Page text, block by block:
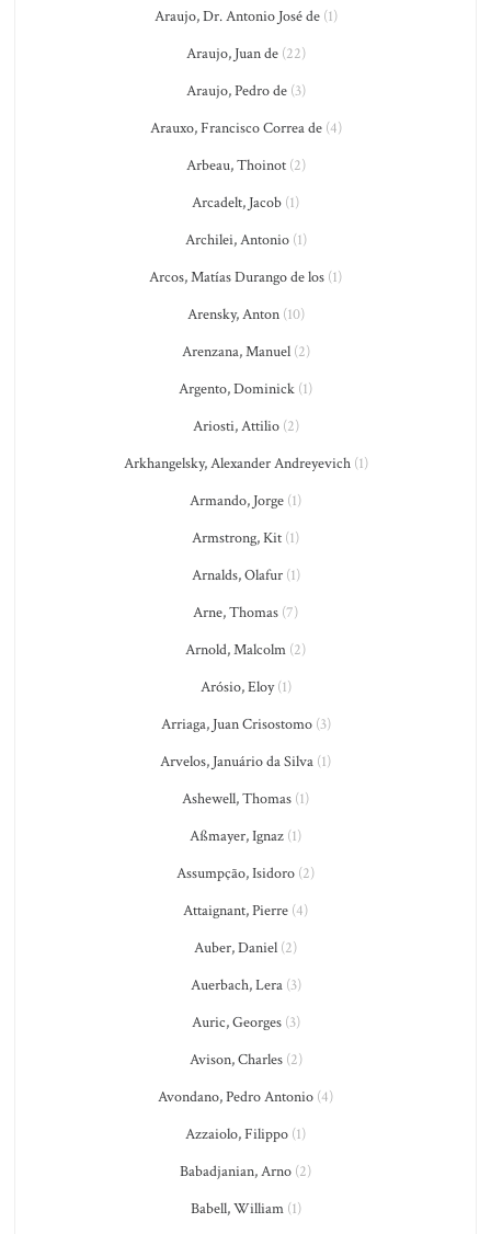
Araujo, Dr. Antonio José de(1)
Araujo, Juan de(22)
Araujo, Pedro de(3)
Arauxo, Francisco Correa de(4)
Arbeau, Thoinot(2)
Arcadelt, Jacob (1)
Archilei, Antonio(1)
Arcos, Matías Durango de los (1)
Arensky, Anton(10)
Arenzana, Manuel(2)
Argento, Dominick (1)
Ariosti, Attilio(2)
Arkhangelsky, Alexander Andreyevich(1)
Armando, Jorge (1)
Armstrong, Kit (1)
Arnalds, Olafur(1)
Arne, Thomas (7)
Arnold, Malcolm (2)
Arósio, Eloy(1)
Arriaga, Juan Crisostomo(3)
Arvelos, Januário da Silva (1)
Ashewell, Thomas (1)
Aßmayer, Ignaz (1)
Assumpção, Isidoro (2)
Attaignant, Pierre (4)
Auber, Daniel (2)
Auerbach, Lera(3)
Auric, Georges(3)
Avison, Charles(2)
Avondano, Pedro Antonio (4)
Azzaiolo, Filippo (1)
Babadjanian, Arno (2)
Babell, William(1)